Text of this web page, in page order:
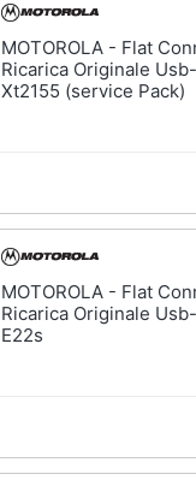
MOTOROLA - Flat
Ricarica Originale
Xt2155 (service Pack)
MOTOROLA - Flat
Ricarica Originale
E22s